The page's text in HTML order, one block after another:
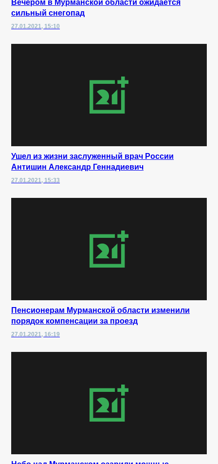
Вечером в Мурманской области ожидается
сильный снегопад
27.01.2021, 15:10
Ушел из жизни заслуженный врач России
Антишин Александр Геннадиевич
27.01.2021, 15:33
Пенсионерам Мурманской области изменили
порядок компенсации за проезд
27.01.2021, 16:19